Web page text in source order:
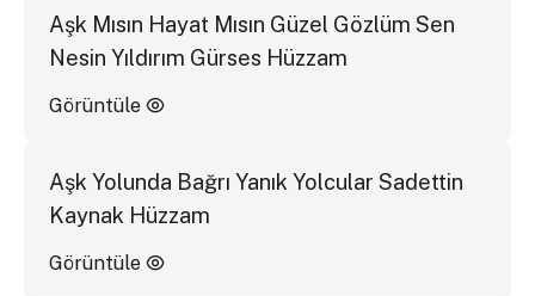
Aşk Mısın Hayat Mısın Güzel Gözlüm Sen
Nesin Yıldırım Gürses Hüzzam
Görüntüle
Aşk Yolunda Bağrı Yanık Yolcular Sadettin
Kaynak Hüzzam
Görüntüle